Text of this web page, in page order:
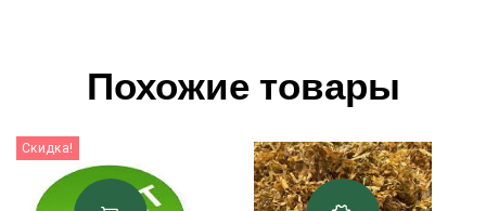
Похожие товары
Скидка!